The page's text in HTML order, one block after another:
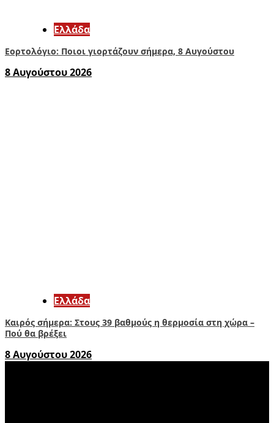
Ελλάδα
Εορτολόγιο: Ποιοι γιορτάζουν σήμερα, 8 Αυγούστου
8 Αυγούστου 2026
Ελλάδα
Καιρός σήμερα: Στους 39 βαθμούς η θερμοσία στη χώρα –
Πού θα βρέξει
8 Αυγούστου 2026